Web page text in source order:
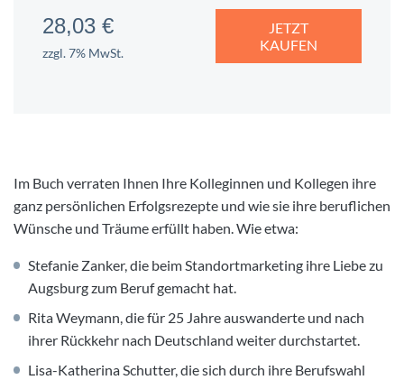
28,03 €
zzgl. 7% MwSt.
JETZT
KAUFEN
Im Buch verraten Ihnen Ihre Kolleginnen und Kollegen ihre
ganz persönlichen Erfolgsrezepte und wie sie ihre beruflichen
Wünsche und Träume erfüllt haben. Wie etwa:
Stefanie Zanker, die beim Standortmarketing ihre Liebe zu
Augsburg zum Beruf gemacht hat.
Rita Weymann, die für 25 Jahre auswanderte und nach
ihrer Rückkehr nach Deutschland weiter durchstartet.
Lisa-Katherina Schutter, die sich durch ihre Berufswahl